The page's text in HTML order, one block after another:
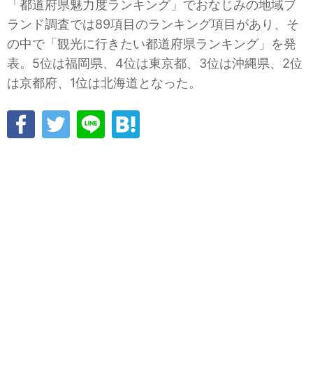
「都道府県魅力度ランキング」でおなじみの地域ブ
ランド調査では89項目のランキング項目があり、そ
の中で「観光に行きたい都道府県ランキング」を発
表。5位は福岡県、4位は東京都、3位は沖縄県、2位
は京都府、1位は北海道となった。